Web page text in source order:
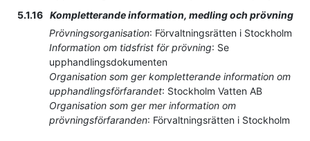
5.1.16 Kompletterande information, medling och prövning
Prövningsorganisation: Förvaltningsrätten i Stockholm
Information om tidsfrist för prövning: Se
upphandlingsdokumenten
Organisation som ger kompletterande information om
upphandlingsförfarandet: Stockholm Vatten AB
Organisation som ger mer information om
prövningsförfaranden: Förvaltningsrätten i Stockholm